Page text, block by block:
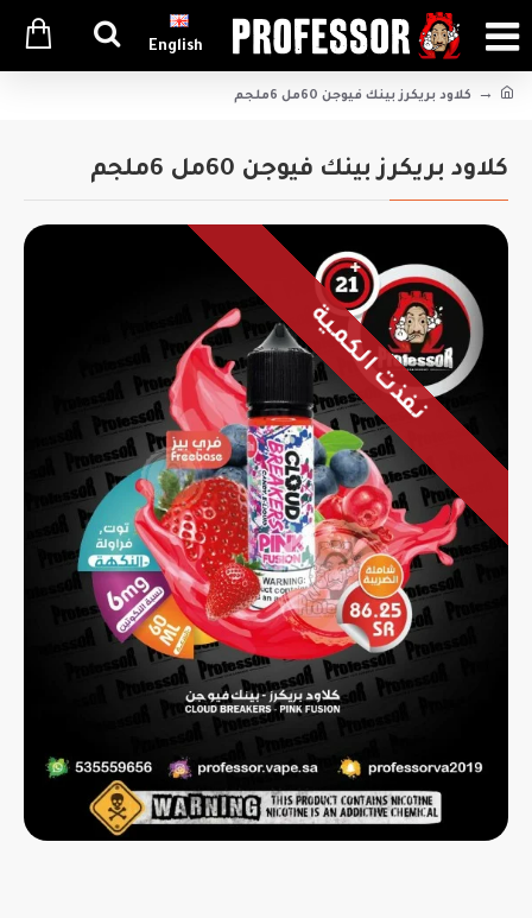
English
كلاود بريكرز بينك فيوجن 60مل 6ملجم
كلاود بريكرز بينك فيوجن 60مل 6ملجم
نفذت الكمية